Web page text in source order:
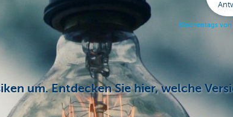
um. Entdecken Sie hier, welche
Wochentags von